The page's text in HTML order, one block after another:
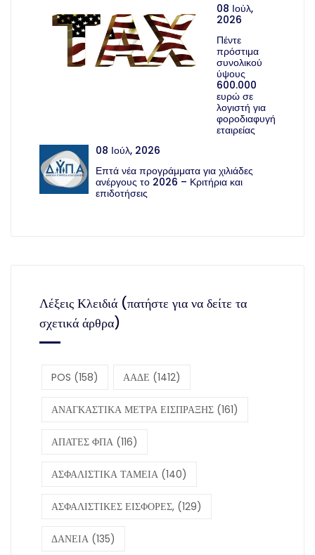
08 Ιούλ,
2026
Πέντε
πρόστιμα
συνολικού
ύψους
600.000
ευρώ σε
λογιστή για
φοροδιαφυγή
εταιρείας
08 Ιούλ, 2026
Επτά νέα προγράμματα για χιλιάδες
ανέργους το 2026 – Κριτήρια και
επιδοτήσεις
Λέξεις Κλειδιά (πατήστε για να δείτε τα
σχετικά άρθρα)
POS (158) ΑΑΔΕ (1412)
ΑΝΑΓΚΑΣΤΙΚΑ ΜΕΤΡΑ ΕΙΣΠΡΑΞΗΣ (161)
ΑΠΑΤΕΣ ΦΠΑ (116)
ΑΣΦΑΛΙΣΤΙΚΑ ΤΑΜΕΙΑ (140)
ΑΣΦΑΛΙΣΤΙΚΕΣ ΕΙΣΦΟΡΕΣ, (129)
ΔΑΝΕΙΑ (135)